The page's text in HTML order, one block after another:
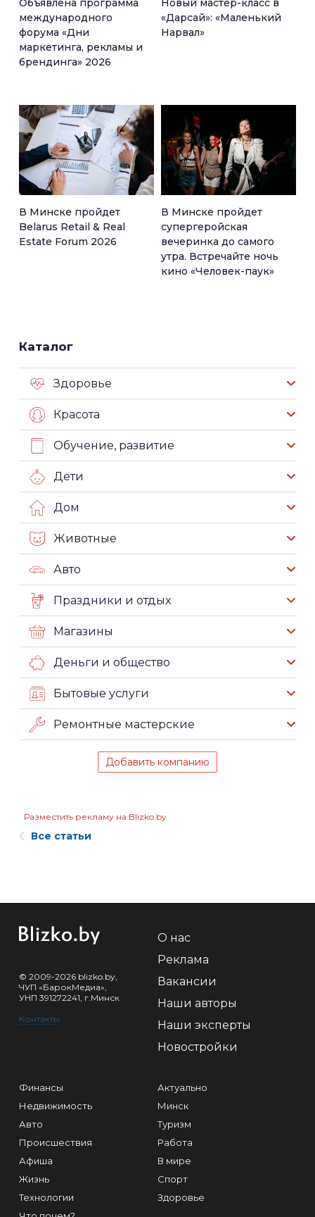
Объявлена программа
международного
форума «Дни
маркетинга, рекламы и
брендинга» 2026
Новый мастер-класс в
«Дарсай»: «Маленький
Нарвал»
В Минске пройдет
Belarus Retail & Real
Estate Forum 2026
В Минске пройдет
супергеройская
вечеринка до самого
утра. Встречайте ночь
кино «Человек-паук»
Каталог
Здоровье
Красота
Обучение, развитие
Дети
Дом
Животные
Авто
Праздники и отдых
Магазины
Деньги и общество
Бытовые услуги
Ремонтные мастерские
Добавить компанию
Разместить рекламу на Blizko.by
Все статьи
© 2009-2026 blizko.by,
ЧУП «БарокМедиа»,
УНП 391272241, г.Минск
Контакты
О нас
Реклама
Вакансии
Наши авторы
Наши эксперты
Новостройки
Финансы
Недвижимость
Авто
Происшествия
Афиша
Жизнь
Технологии
Актуально
Минск
Туризм
Работа
В мире
Спорт
Здоровье